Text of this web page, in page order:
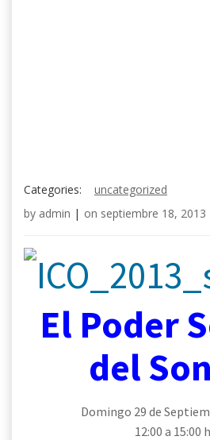
Categories:
uncategorized
by admin | on septiembre 18, 2013
El Poder
del
Domingo 29 de
12:00 a 15:00